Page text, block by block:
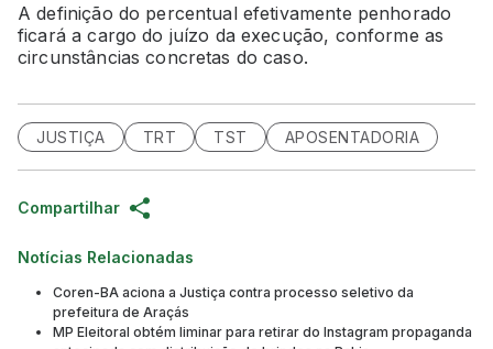
A definição do percentual efetivamente penhorado
ficará a cargo do juízo da execução, conforme as
circunstâncias concretas do caso.
JUSTIÇA TRT TST APOSENTADORIA
Compartilhar
Notícias Relacionadas
Coren-BA aciona a Justiça contra processo seletivo da
prefeitura de Araçás
MP Eleitoral obtém liminar para retirar do Instagram propaganda